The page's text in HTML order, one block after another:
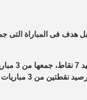
هدف فى المباراة
وبهذه
واحدة، بينما